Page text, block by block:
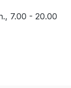
7.00 - 20.00